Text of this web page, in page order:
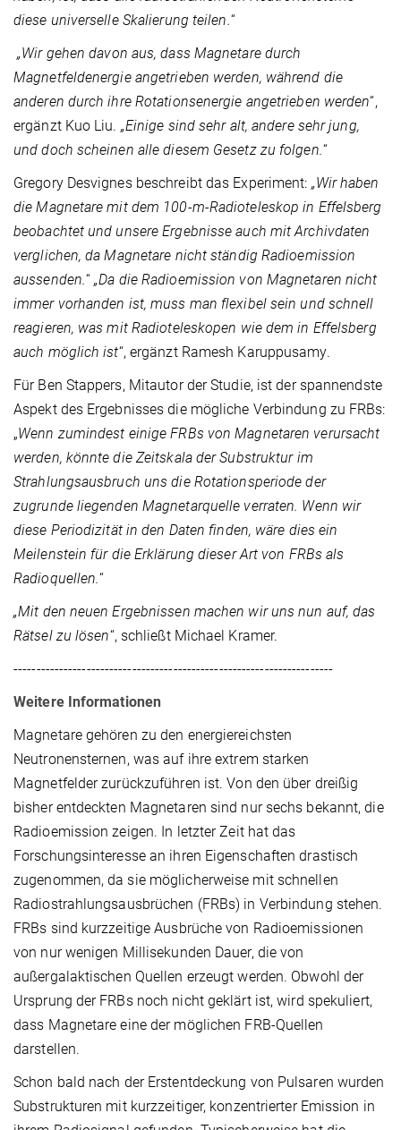
diese universelle Skalierung teilen.“
„Wir gehen davon aus, dass Magnetare durch
Magnetfeldenergie angetrieben werden, während die
anderen durch ihre Rotationsenergie angetrieben werden“,
ergänzt Kuo Liu. „Einige sind sehr alt, andere sehr jung,
und doch scheinen alle diesem Gesetz zu folgen.“
Gregory Desvignes beschreibt das Experiment: „Wir haben
die Magnetare mit dem 100-m-Radioteleskop in Effelsberg
beobachtet und unsere Ergebnisse auch mit Archivdaten
verglichen, da Magnetare nicht ständig Radioemission
aussenden.“„Da die Radioemission von Magnetaren nicht
immer vorhanden ist, muss man flexibel sein und schnell
reagieren, was mit Radioteleskopen wie dem in Effelsberg
auch möglich ist“, ergänzt Ramesh Karuppusamy.
Für Ben Stappers, Mitautor der Studie, ist der spannendste
Aspekt des Ergebnisses die mögliche Verbindung zu FRBs:
„Wenn zumindest einige FRBs von Magnetaren verursacht
werden, könnte die Zeitskala der Substruktur im
Strahlungsausbruch uns die Rotationsperiode der
zugrunde liegenden Magnetarquelle verraten. Wenn wir
diese Periodizität in den Daten finden, wäre dies ein
Meilenstein für die Erklärung dieser Art von FRBs als
Radioquellen.“
„Mit den neuen Ergebnissen machen wir uns nun auf, das
Rätsel zu lösen“, schließt Michael Kramer.
----------------------------------------------------------------------
Weitere Informationen
Magnetare gehören zu den energiereichsten
Neutronensternen, was auf ihre extrem starken
Magnetfelder zurückzuführen ist. Von den über dreißig
bisher entdeckten Magnetaren sind nur sechs bekannt, die
Radioemission zeigen. In letzter Zeit hat das
Forschungsinteresse an ihren Eigenschaften drastisch
zugenommen, da sie möglicherweise mit schnellen
Radiostrahlungsausbrüchen (FRBs) in Verbindung stehen.
FRBs sind kurzzeitige Ausbrüche von Radioemissionen
von nur wenigen Millisekunden Dauer, die von
außergalaktischen Quellen erzeugt werden. Obwohl der
Ursprung der FRBs noch nicht geklärt ist, wird spekuliert,
dass Magnetare eine der möglichen FRB-Quellen
darstellen.
Schon bald nach der Erstentdeckung von Pulsaren wurden
Substrukturen mit kurzzeitiger, konzentrierter Emission in